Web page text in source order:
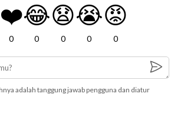
❤️
0
😂
0
😧
0
😭
0
😡
0
adalah tanggung jawab pengguna dan diatur